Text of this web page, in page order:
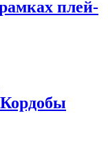
плей-